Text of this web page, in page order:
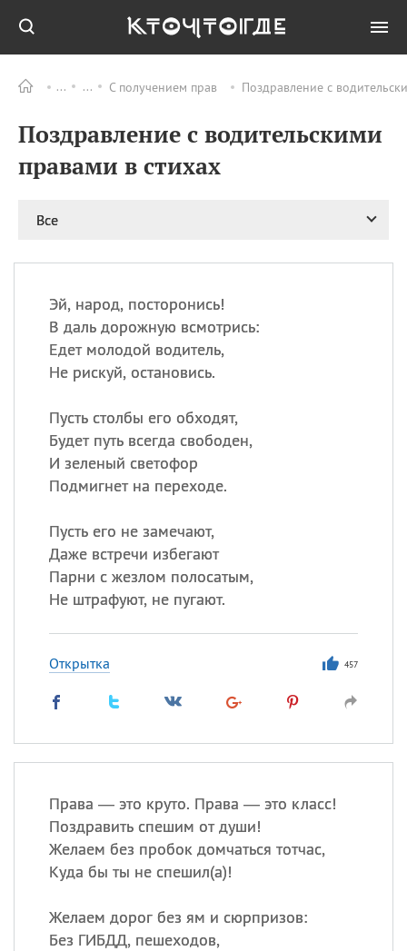
С получением прав Поздравление с
Поздравление с водительскими
правами в стихах
Все
Эй, народ, посторонись!
В даль дорожную всмотрись:
Едет молодой водитель,
Не рискуй, остановись.
Пусть столбы его обходят,
Будет путь всегда свободен,
И зеленый светофор
Подмигнет на переходе.
Пусть его не замечают,
Даже встречи избегают
Парни с жезлом полосатым,
Не штрафуют, не пугают.
Открытка 457
Права — это круто. Права — это класс!
Поздравить спешим от души!
Желаем без пробок домчаться тотчас,
Куда бы ты не спешил(а)!
Желаем дорог без ям и сюрпризов:
Без ГИБДД, пешеходов,
ПРАЗДНИКИ Все
09.08 День памяти
великомученика и
Николая Чудотворца
11.08 День полета на
11.08
покровительницы
ИМЕНА
Сегодня празднуют именины
Герман
Анфиса
Посмотреть значение